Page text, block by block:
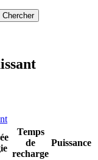
Temps
de
recharge
Puissance